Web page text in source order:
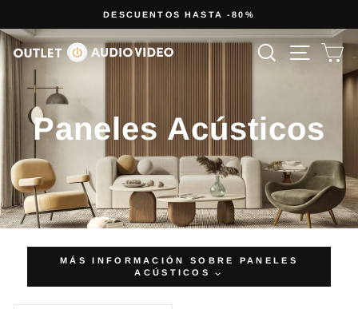
al
contenido
diapositivas
DESCUENTOS HASTA -80%
Buscar
Paneles Acústicos
MÁS INFORMACIÓN SOBRE PANELES
ACÚSTICOS ⌵